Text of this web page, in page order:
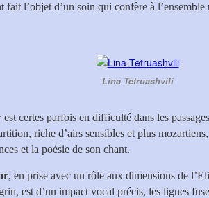
fait l’objet d’un soin qui confère à
Lina Tetruashvili
est certes parfois en difficulté dans les
riche d’airs sensibles et plus
et la poésie de son chant.
, en prise avec un rôle aux dimensions de
est d’un impact vocal précis, les lignes